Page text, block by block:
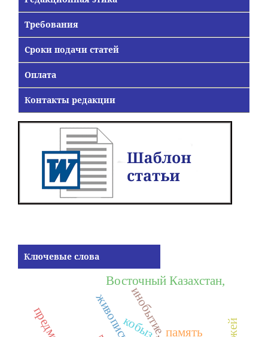
Требования
Сроки подачи статей
Оплата
Контакты редакции
Ключевые слова
живопись,кобыз,
инобытие, память
Восточный Казахстан,